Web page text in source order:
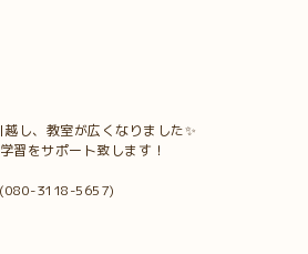
し、教室が広くなりました✨
習をサポート致します！
(080-3118-5657)